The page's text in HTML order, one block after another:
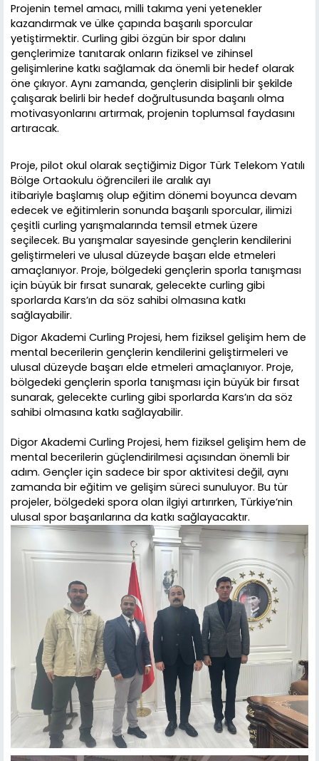
Projenin temel amacı, milli takıma yeni yetenekler
kazandırmak ve ülke çapında başarılı sporcular
yetiştirmektir. Curling gibi özgün bir spor dalını
gençlerimize tanıtarak onların fiziksel ve zihinsel
gelişimlerine katkı sağlamak da önemli bir hedef olarak
öne çıkıyor. Aynı zamanda, gençlerin disiplinli bir şekilde
çalışarak belirli bir hedef doğrultusunda başarılı olma
motivasyonlarını artırmak, projenin toplumsal faydasını
artıracak.
Proje, pilot okul olarak seçtiğimiz Digor Türk Telekom Yatılı
Bölge Ortaokulu öğrencileri ile aralık ayı
itibariyle başlamış olup eğitim dönemi boyunca devam
edecek ve eğitimlerin sonunda başarılı sporcular, ilimizi
çeşitli curling yarışmalarında temsil etmek üzere
seçilecek. Bu yarışmalar sayesinde gençlerin kendilerini
geliştirmeleri ve ulusal düzeyde başarı elde etmeleri
amaçlanıyor. Proje, bölgedeki gençlerin sporla tanışması
için büyük bir fırsat sunarak, gelecekte curling gibi
sporlarda Kars’ın da söz sahibi olmasına katkı
sağlayabilir.
Digor Akademi Curling Projesi, hem fiziksel gelişim hem de
mental becerilerin gençlerin kendilerini geliştirmeleri ve
ulusal düzeyde başarı elde etmeleri amaçlanıyor. Proje,
bölgedeki gençlerin sporla tanışması için büyük bir fırsat
sunarak, gelecekte curling gibi sporlarda Kars’ın da söz
sahibi olmasına katkı sağlayabilir.
Digor Akademi Curling Projesi, hem fiziksel gelişim hem de
mental becerilerin güçlendirilmesi açısından önemli bir
adım. Gençler için sadece bir spor aktivitesi değil, aynı
zamanda bir eğitim ve gelişim süreci sunuluyor. Bu tür
projeler, bölgedeki spora olan ilgiyi artırırken, Türkiye’nin
ulusal spor başarılarına da katkı sağlayacaktır.